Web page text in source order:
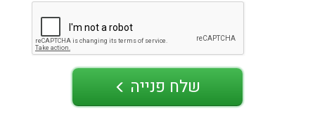
שלח פנייה